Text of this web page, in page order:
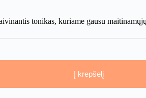
tonikas, kuriame gausu
Į krepšelį